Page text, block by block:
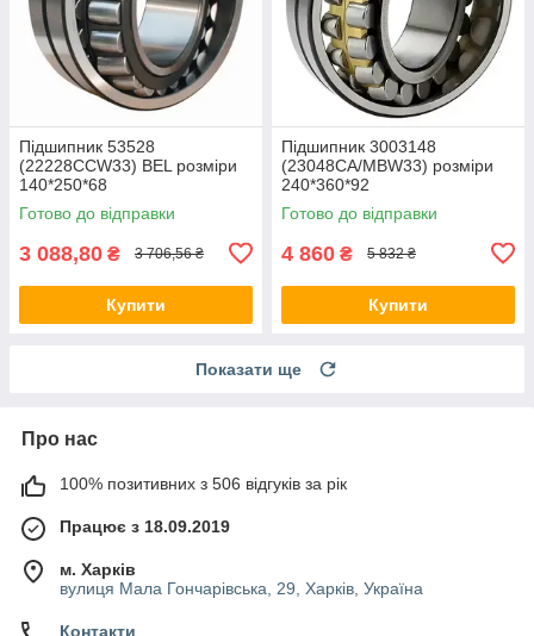
Підшипник 53528
(22228CCW33) BEL розміри
140*250*68
Готово до відправки
3 088,80 ₴ 3 706,56 ₴
Купити
Підшипник 3003148
(23048CA/MBW33) розміри
240*360*92
Готово до відправки
4 860 ₴ 5 832 ₴
Купити
Показати ще
Про нас
100% позитивних з 506 відгуків за рік
Працює з 18.09.2019
м. Харків
вулиця Мала Гончарівська, 29, Харків, Україна
Контакти